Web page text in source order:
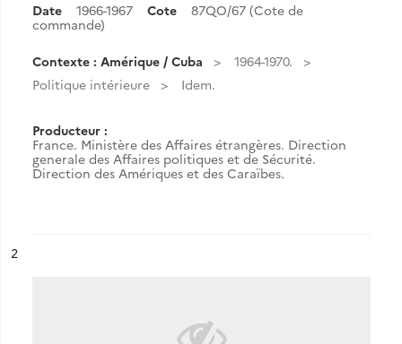
Date 1966-1967 Cote
87QO/67 (Cote de
commande)
Contexte : Amérique / Cuba
1964-1970.
Politique intérieure
Idem.
Producteur :
France. Ministère des Affaires étrangères. Direction
generale des Affaires politiques et de Sécurité.
Direction des Amériques et des Caraïbes.
n°
2